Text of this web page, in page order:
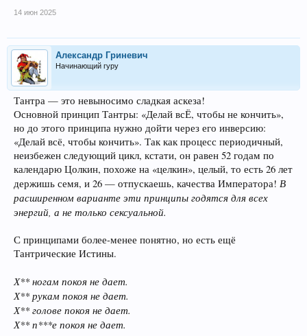
14 июн 2025
Александр Гриневич
Начинающий гуру
Тантра — это невыносимо сладкая аскеза!
Основной принцип Тантры: «Делай всЁ, чтобы не кончить»,
но до этого принципа нужно дойти через его инверсию:
«Делай всё, чтобы кончить». Так как процесс периодичный,
неизбежен следующий цикл, кстати, он равен 52 годам по
календарю Цолкин, похоже на «целкин», целый, то есть 26 лет
держишь семя, и 26 — отпускаешь, качества Императора! В
расширенном варианте эти принципы годятся для всех
энергий, а не только сексуальной.
С принципами более-менее понятно, но есть ещё
Тантрические Истины.
Х** ногам покоя не дает.
Х** рукам покоя не дает.
Х** голове покоя не дает.
Х** п***е покоя не дает.